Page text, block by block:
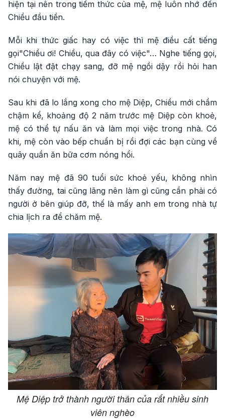
hiện tại nên trong tiềm thức của mệ, mệ luôn nhớ đến
Chiều đầu tiền.
Mỗi khi thức giấc hay có việc thì mệ điều cất tiếng
gọi"Chiều ơi! Chiều, qua đây có việc"… Nghe tiếng gọi,
Chiều lật đật chạy sang, đỡ mệ ngồi dậy rồi hỏi han
nói chuyện với mệ.
Sau khi đã lo lắng xong cho mệ Diệp, Chiều mới chầm
chậm kể, khoảng độ 2 năm trước mệ Diệp còn khoẻ,
mệ có thể tự nấu ăn và làm mọi việc trong nhà. Có
khi, mệ còn vào bếp chuẩn bị rồi đợi các bạn cùng về
quây quần ăn bữa cơm nóng hổi.
Năm nay mệ đã 90 tuổi sức khoẻ yếu, không nhìn
thấy đường, tai cũng lãng nên làm gì cũng cần phải có
người ở bên giúp đỡ, thế là mấy anh em trong nhà tự
chia lịch ra để chăm mệ.
Mệ Diệp trở thành người thân của rất nhiều sinh
viên nghèo